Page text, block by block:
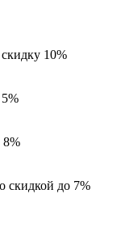
10%
8%
скидкой до 7%